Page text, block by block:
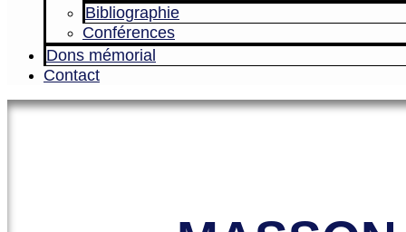
Bibliographie
Conférences
Dons mémorial
Contact